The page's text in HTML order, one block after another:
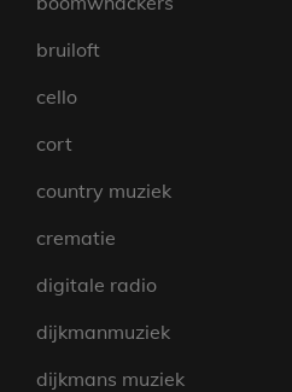
bruiloft
cello
cort
country muziek
crematie
digitale radio
dijkmanmuziek
dijkmans muziek